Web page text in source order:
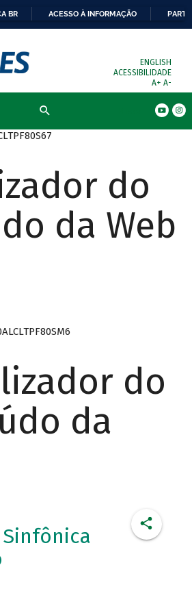
BR ACESSO À INFORMAÇÃO
ENGLISH
ACESSIBILIDADE
A+ A-
do
da Web
do
da